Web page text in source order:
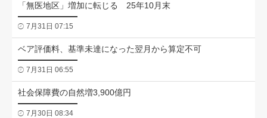
「無医地区」増加に転じる 25年10月末
7月31日 07:15
ベア評価料、基準未達になった翌月から算定不可
7月31日 06:55
社会保障費の自然増3,900億円
7月30日 08:34